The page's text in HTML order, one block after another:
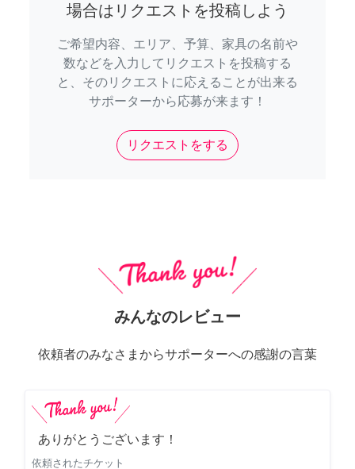
場合はリクエストを投稿しよう
ご希望内容、エリア、予算、家具の名前や
数などを入力してリクエストを投稿する
と、そのリクエストに応えることが出来る
サポーターから応募が来ます！
リクエストをする
みんなのレビュー
依頼者のみなさまからサポーターへの感謝の言葉
ありがとうございます！
依頼されたチケット